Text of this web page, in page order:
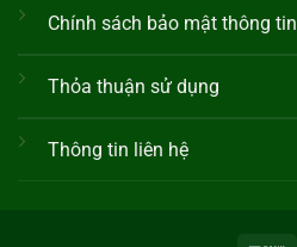
Chính sách bảo mật thông tin
Thỏa thuận sử dụng
Thông tin liên hệ